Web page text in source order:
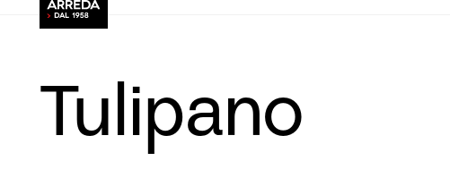
Tulipano